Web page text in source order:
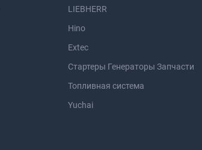
LIEBHERR
Hino
Extec
Стартеры Генераторы Запчасти
Топливная система
Yuchai